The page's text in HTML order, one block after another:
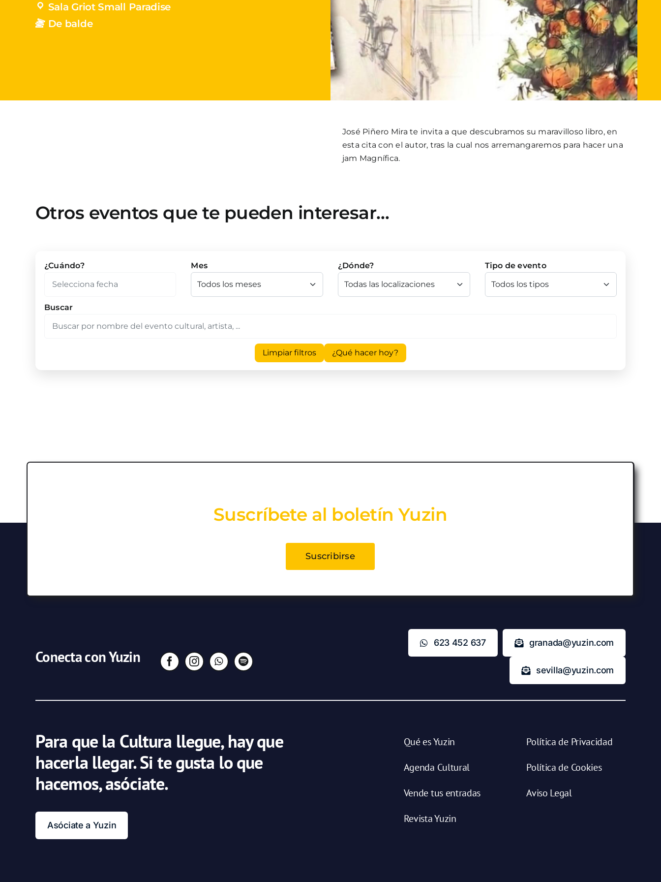
Sala Griot Small Paradise
De balde
José Piñero Mira te invita a que descubramos su maravilloso libro, en
esta cita con el autor, tras la cual nos arremangaremos para hacer una
jam Magnífica.
Otros eventos que te pueden interesar…
¿Cuándo? Mes ¿Dónde? Tipo de evento
Buscar
Limpiar filtros ¿Qué hacer hoy?
Suscríbete al boletín Yuzin
Suscribirse
Conecta con Yuzin
623 452 637 granada@yuzin.com
sevilla@yuzin.com
Para que la Cultura llegue, hay que
hacerla llegar. Si te gusta lo que
hacemos, asóciate.
Asóciate a Yuzin
Qué es Yuzin
Agenda Cultural
Vende tus entradas
Revista Yuzin
Política de Privacidad
Política de Cookies
Aviso Legal